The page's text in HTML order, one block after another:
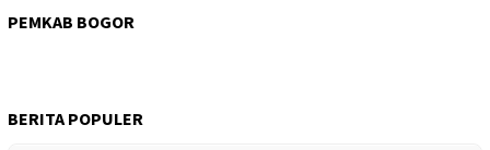
PEMKAB BOGOR
BERITA POPULER